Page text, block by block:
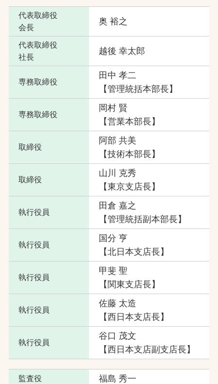
InstagramFacebookYouTube
文字の見えづらさや操作にお困りの方へ
代表取締役
会長
奥 裕之
代表取締役
社長
越後 幸太郎
専務取締役
田中 孝二
【管理統括本部長】
専務取締役
岡村 賢
【営業本部長】
取締役
阿部 共美
【技術本部長】
取締役
山川 克秀
【東京支店長】
執行役員
田倉 嘉之
【管理統括副本部長】
執行役員
国分 亨
【北日本支店長】
執行役員
甲斐 聖
【関東支店長】
執行役員
佐藤 太造
【西日本支店長】
執行役員
谷口 茂文
【西日本支店副支店長】
監査役 福島 秀一